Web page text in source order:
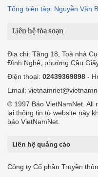
Tổng biên tập: Nguyễn Văn
Liên hệ tòa soạn
Địa chỉ: Tầng 18, Toà nhà
Đình Nghệ, phường Cầu
Điện thoại: 02439369898 -
Email:
© 1997 Báo VietNamNet. All
lại thông tin từ website này
báo VietNamNet.
Liên hệ quảng cáo
Công ty Cổ phần Truyền